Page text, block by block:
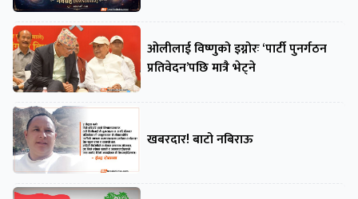
ओलीलाई विष्णुको इग्नोरः ‘पार्टी पुनर्गठन
प्रतिवेदन’पछि मात्रै भेट्ने
खबरदार! बाटो नबिराऊ